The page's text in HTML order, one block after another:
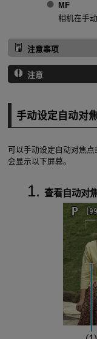
MF
相机在手
注意事项
注意
手动设定自动对
可以手动设定自动对焦
会显示以下屏幕。
查看自动对焦